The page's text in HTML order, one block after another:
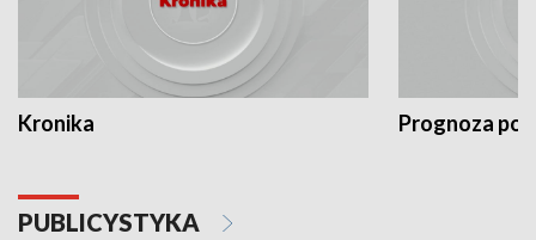
Kronika Prognoza
PUBLICYSTYKA